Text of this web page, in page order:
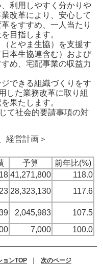
利用しやすく分かりや
改革により、安心して
をすすめ、一人当たり
目指します。
とやま生協）を支援す
本生協連含む）および
め、宅配事業の収益力
できる組織づくりをす
した業務改革に取り組
果たします。
て社会的要請事項の対
経営計画＞
予算
前年比(%)
41,271,800 118.0
28,323,130
117.6
2,045,983
107.5
7,000 100.0
ョンTOP ｜ 次のページ